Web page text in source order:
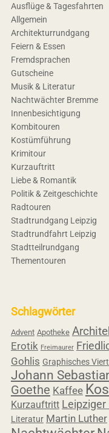
Ausflüge & Tagesfahrten
Allgemein
Architekturrundgang
Feiern & Essen
Fremdsprachen
Gutscheine
Musik & Literatur
Nachtwächter Bremme
Innenbesichtigung
Kombitouren
Kostümführung
Krimitour
Kurzauftritt
Liebe & Romantik
Politik & Zeitgeschichte
Radtouren
Stadtrundgang Leipzig
Stadtrundfahrt Leipzig
Stadtteilrundgang
Thementouren
Schlagwörter
Advent Apotheke
Erotik Freimaurer
Gohlis Graphisches
Johann
Goethe Kaffee
Kurzauftritt Leipziger
Literatur Martin Luther